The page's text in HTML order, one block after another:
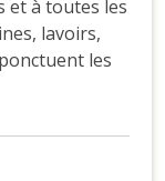
et à toutes les
lavoirs,
les